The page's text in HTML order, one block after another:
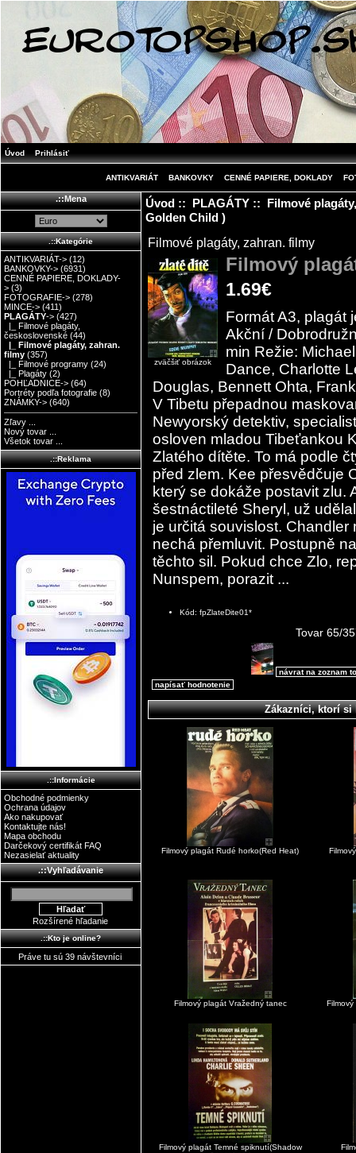
Úvod Prihlásiť
ANTIKVARIÁT BANKOVKY CENNÉ PAPIERE, DOKLADY
.::Mena
.::Kategórie
ANTIKVARIÁT-> (12)
BANKOVKY-> (6931)
CENNÉ PAPIERE, DOKLADY-
> (3)
FOTOGRAFIE-> (278)
MINCE-> (411)
PLAGÁTY-> (427)
|_ Filmové plagáty,
československé (44)
|_ Filmové plagáty, zahran.
filmy (357)
|_ Filmové programy (24)
|_ Plagáty (2)
POHĽADNICE-> (64)
Portréty podľa fotografie (8)
ZNÁMKY-> (640)
Zľavy ...
Nový tovar ...
Všetok tovar ...
.::Reklama
.::Informácie
Obchodné podmienky
Ochrana údajov
Ako nakupovať
Kontaktujte nás!
Mapa obchodu
Darčekový certifikát FAQ
Nezasielať aktuality
.::Vyhľadávanie
Rozšírené hľadanie
.::Kto je online?
Práve tu sú 39 návštevníci
Úvod:: PLAGÁTY:: Filmové
Golden Child )
Filmové plagáty, zahran. filmy
zväčšiť obrázok
Filmový
1.69€
Formát A3, plagát
Akční /
min Režie:
Dance, Charlotte
Douglas, Bennett Ohta,
V Tibetu přepadnou
Newyorský detektiv,
osloven mladou Tibeťankou
Zlatého dítěte. To má podle
před zlem. Kee přesvědčuje
který se dokáže postavit zlu.
šestnáctileté Sheryl, už
je určitá souvislost.
nechá přemluvit. Postupně
těchto sil. Pokud chce Zlo,
Nunspem, porazit ...
Kód: fpZlateDite01*
Tovar 65/
návrat na zoznam
napísať hodnotenie
Zákazníci, ktorí si
Filmový plagát Rudé horko(Red Heat)
Filmový plagát Vražedný tanec
Filmový plagát Temné spiknutí(Shadow